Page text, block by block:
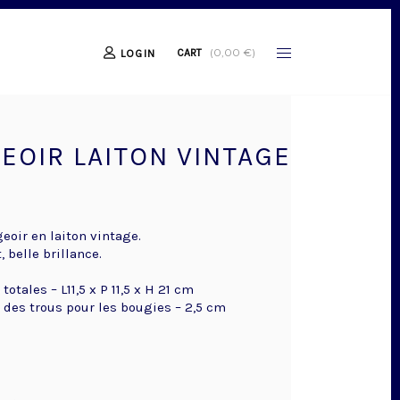
LOGIN CART (0,00 €)
LAITON VINTAGE
en laiton vintage.
belle brillance.
– L11,5 x P 11,5 x H 21 cm
trous pour les bougies – 2,5 cm